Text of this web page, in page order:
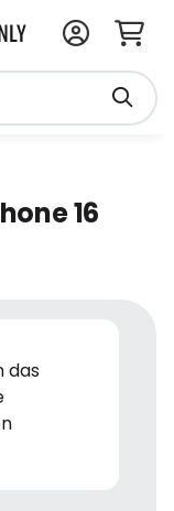
16
das